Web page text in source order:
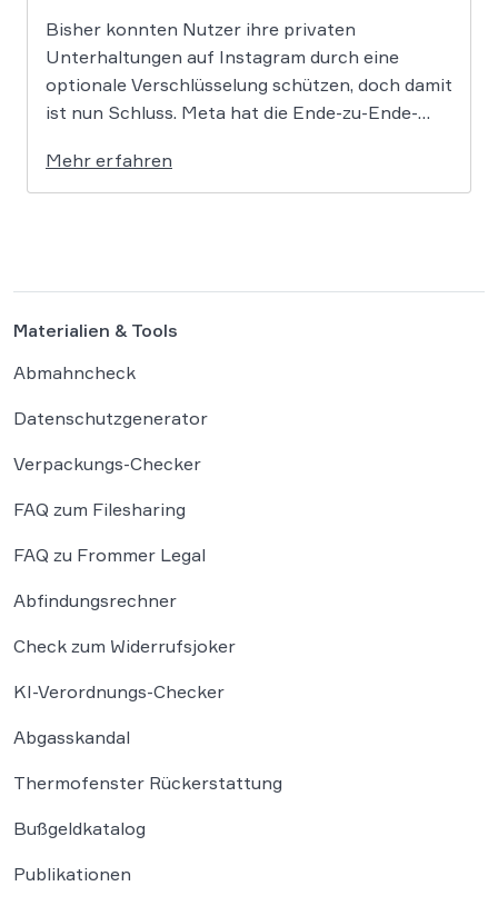
Bisher konnten Nutzer ihre privaten
Unterhaltungen auf Instagram durch eine
optionale Verschlüsselung schützen, doch damit
ist nun Schluss. Meta hat die Ende-zu-Ende-
eingestellt und schränkt damit den
Privatsphärenschutz auf der Plattform massiv
Mehr erfahren
Materialien & Tools
Abmahncheck
Datenschutzgenerator
Verpackungs-Checker
FAQ zum Filesharing
FAQ zu Frommer Legal
Abfindungsrechner
Check zum Widerrufsjoker
KI-Verordnungs-Checker
Abgasskandal
Thermofenster Rückerstattung
Bußgeldkatalog
Publikationen